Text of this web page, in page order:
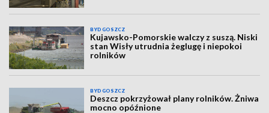
BYDGOSZCZ
Kujawsko-Pomorskie walczy z suszą. Niski
stan Wisły utrudnia żeglugę i niepokoi
rolników
BYDGOSZCZ
Deszcz pokrzyżował plany rolników. Żniwa
mocno opóźnione